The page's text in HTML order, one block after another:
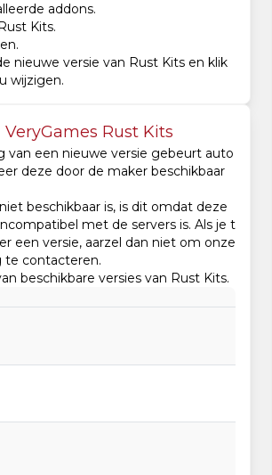
addons.
Kits.
nieuwe versie van Rust Kits en klik
wijzigen.
VeryGames Rust Kits
van een nieuwe versie gebeurt auto
deze door de maker beschikbaar
beschikbaar is, is dit omdat deze
met de servers is. Als je t
een versie, aarzel dan niet om onze
te contacteren.
beschikbare versies van Rust Kits.